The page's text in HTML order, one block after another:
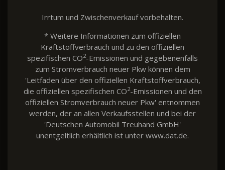
Irrtum und Zwischenverkauf vorbehalten.
* Weitere Informationen zum offiziellen
Kraftstoffverbrauch und zu den offiziellen
spezifischen CO2-Emissionen und gegebenenfalls
zum Stromverbrauch neuer Pkw können dem
'Leitfaden über den offiziellen Kraftstoffverbrauch,
die offiziellen spezifischen CO2-Emissionen und den
offiziellen Stromverbrauch neuer Pkw' entnommen
werden, der an allen Verkaufsstellen und bei der
'Deutschen Automobil Treuhand GmbH'
unentgeltlich erhältlich ist unter www.dat.de.